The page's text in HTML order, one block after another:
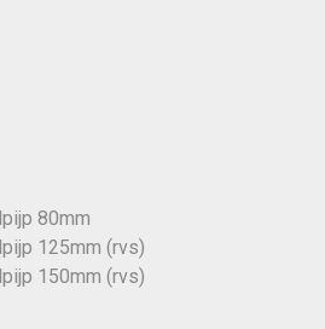
80mm
125mm (rvs)
150mm (rvs)